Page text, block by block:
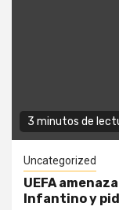
3 minutos de
Uncategorized
UEFA
Infantino y